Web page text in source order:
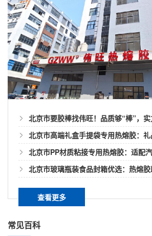
北京市要胶棒找伟旺！品质够“棒”，
熔胶棒解决方案
北京市高端礼盒手提袋专用热熔胶：
选，兼顾美观与高效
北京市PP材质粘接专用热熔胶：适配
效解决难粘痛点
北京市玻璃瓶装食品封箱优选：热熔
酱包装稳固高效
查看更多
常见百科
是没有关系的。热熔胶的生产配方原
粘性、固化点...
快递袋作用主要就是包裹快递，目前
使了快递袋被广泛应用于物流包装运
高，封口方式也便捷。我们收快递时
递袋破了但是封口处一般都不会爆开
对快递袋的粘合力是很强的，但是胶
是容易导致胶层开胶的，而在快递袋
胶的问题。是什...
北京市热熔胶也有粘不了的东西？
热熔胶虽然是一种粘合剂，不仅环保
快，易作业且应用领域已经非常广泛
料都可以使用，也有一些材料是热熔
不适合使用于受力较大的金属件粘接
料表面光滑并热熔胶液的温度无法破
用热熔...
北京市热熔胶很久没用完会不粘吗？
当热熔胶很久未用完时候，可能会导
性。正常情况下没有使用过的热熔胶
期，普遍可以保存1-2年左右。当然我
的热熔胶建议也是尽可能一次用完。
胶不粘的原因我们简单看下吧！1、保
品一旦生产出来后都是会有保质期的
现如今随着汽车市场发展的越来越大
等。像是一般货车卡车这种大型车普